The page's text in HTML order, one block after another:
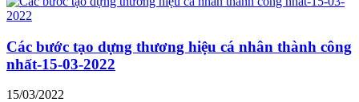
Các bước tạo dựng thương hiệu cá nhân thành công
nhất-15-03-2022
15/03/2022